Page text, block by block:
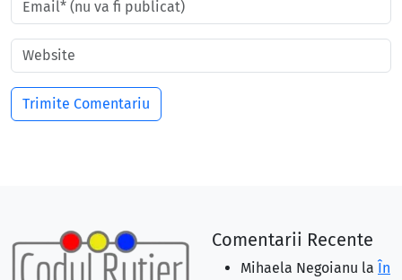
Comentarii Recente
Mihaela Negoianu la În